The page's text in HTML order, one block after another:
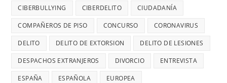
CIBERBULLYING CIBERDELITO CIUDADANÍA
COMPAÑEROS DE PISO CONCURSO CORONAVIRUS
DELITO DELITO DE EXTORSION DELITO DE LESIONES
DESPACHOS EXTRANJEROS DIVORCIO ENTREVISTA
ESPAÑA ESPAÑOLA EUROPEA